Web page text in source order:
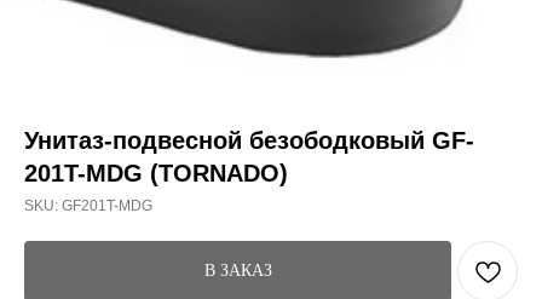
Унитаз-подвесной безободковый GF-
201T-MDG (TORNADO)
SKU: GF201T-MDG
В ЗАКАЗ